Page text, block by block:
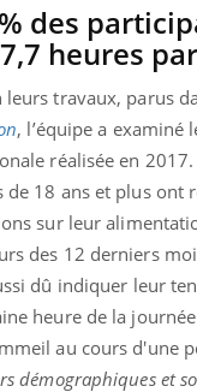
des
heures
travaux, parus
, l’équipe a examiné
réalisée en
de 18 ans et plus ont
sur leur
des 12 derniers
dû indiquer leur
heure de la
au cours d'une
démographiques et